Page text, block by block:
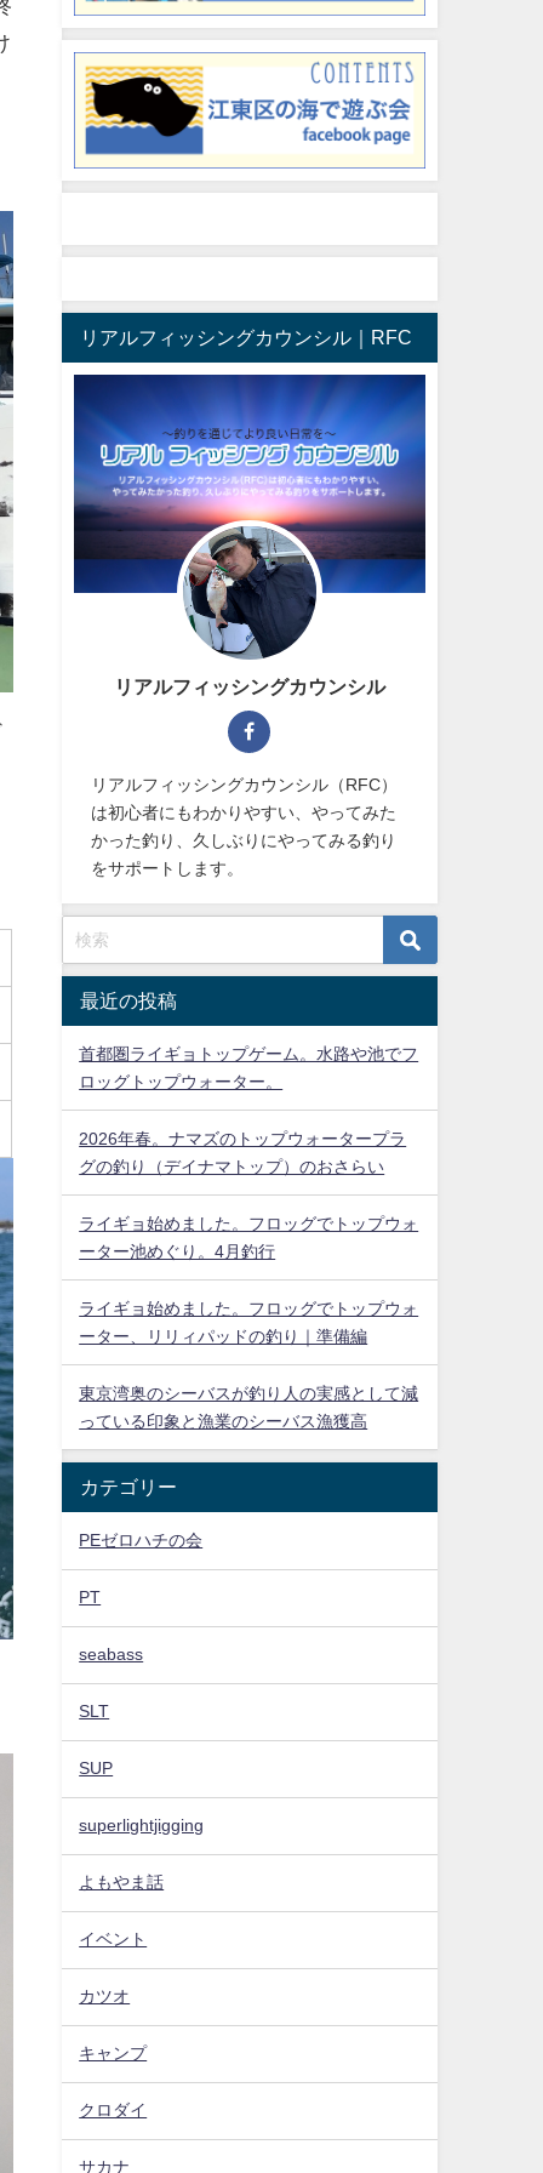
リアルフィッシングカウンシル｜RFC
リアルフィッシングカウンシル
リアルフィッシングカウンシル（RFC）
は初心者にもわかりやすい、やってみた
かった釣り、久しぶりにやってみる釣り
をサポートします。
最近の投稿
首都圏ライギョトップゲーム。水路や池でフ
ロッグトップウォーター。
2026年春。ナマズのトップウォータープラ
グの釣り（デイナマトップ）のおさらい
ライギョ始めました。フロッグでトップウォ
ーター池めぐり。4月釣行
ライギョ始めました。フロッグでトップウォ
ーター、リリィパッドの釣り｜準備編
東京湾奥のシーバスが釣り人の実感として減
っている印象と漁業のシーバス漁獲高
カテゴリー
PEゼロハチの会
PT
seabass
SLT
SUP
superlightjigging
よもやま話
イベント
カツオ
キャンプ
クロダイ
サカナ